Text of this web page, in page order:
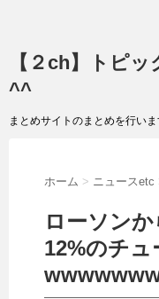
【２ch】トピ
^^
まとめサイトのまとめを行いま
ホーム > ニュースetc
ローソン
12%のチュ